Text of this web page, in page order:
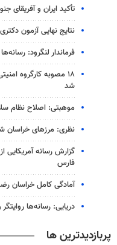
تأکید ایران و
نتایج نهایی آزمون دکتری سال ۱۴۰۵ اواخر مرداد
فرماندار لنگرود:
۱۸ مصوبه کارگروه
شد
موهبتی: اصلاح نظام
نظری: مرزهای
گزارش رسانه آمریکایی
فارس
آمادگی کامل خراسان
دریایی: رسانه‌ها
پربازدیدترین ها